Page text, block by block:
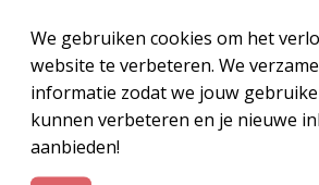
Verspreiden
Wereldwijd
Geef hoop aan
Colombia
We gebruiken cookies om het
website te verbeteren. We
informatie zodat we jouw
kunnen verbeteren en je nieuwe
aanbieden!